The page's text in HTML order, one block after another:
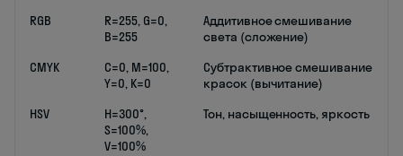
RGB
R=255, G=0,
B=255
Аддитивное смешивание
света (сложение)
CMYK
C=0, M=100,
Y=0, K=0
Субтрактивное смешивание
красок (вычитание)
HSV
H=300°,
S=100%,
V=100%
Тон, насыщенность, яркость